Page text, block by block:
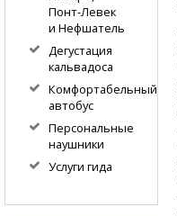
Понт-Левек
и Нефшатель
Дегустация
кальвадоса
Комфортабельный
автобус
Персональные
наушники
Услуги гида